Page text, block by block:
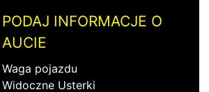
PODAJ INFORMACJE O
AUCIE
Waga pojazdu
Widoczne Usterki